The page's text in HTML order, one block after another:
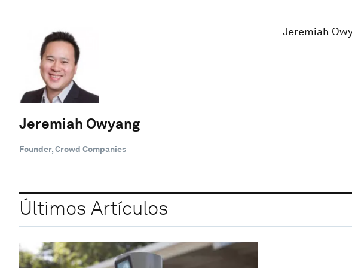
Jeremiah Owyang
Founder, Crowd Companies
Jeremiah
Últimos Artículos